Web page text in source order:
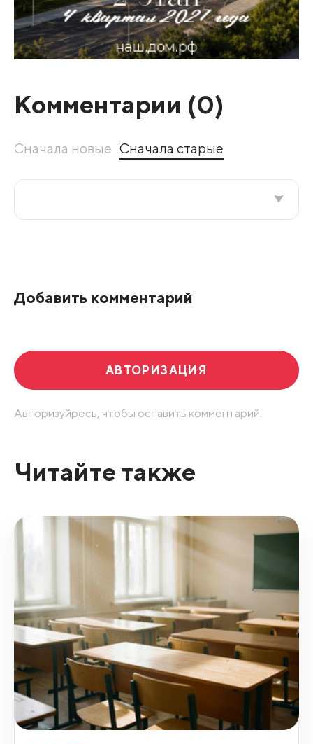
Комментарии (0)
Сначала новые Сначала старые
Добавить комментарий
АВТОРИЗАЦИЯ
Авторизуйресь, чтобы оставить комментарий.
Читайте также